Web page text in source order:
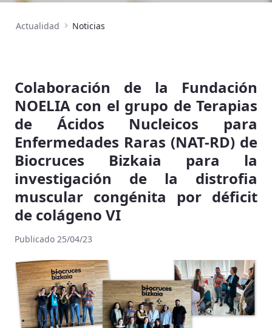
Actualidad Noticias
Colaboración de la Fundación
NOELIA con el grupo de Terapias
de Ácidos Nucleicos para
Enfermedades Raras (NAT-RD) de
Biocruces Bizkaia para la
investigación de la distrofia
muscular congénita por déficit
de colágeno VI
Publicado 25/04/23